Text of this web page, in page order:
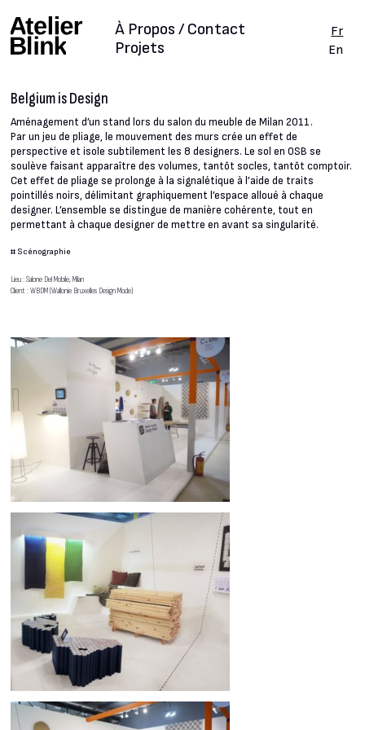
Projets
À Propos / Contact
Fr
En
Belgium is Design
Aménagement d’un stand lors du salon du meuble de Milan 2011.
Par un jeu de pliage, le mouvement des murs crée un effet de
perspective et isole subtilement les 8 designers. Le sol en OSB se
soulève faisant apparaître des volumes, tantôt socles, tantôt comptoir.
Cet effet de pliage se prolonge à la signalétique à l’aide de traits
pointillés noirs, délimitant graphiquement l’espace alloué à chaque
designer. L’ensemble se distingue de manière cohérente, tout en
permettant à chaque designer de mettre en avant sa singularité.
# Scénographie
Lieu : Salone Del Mobile, Milan
Client : WBDM (Wallonie Bruxelles Design Mode)